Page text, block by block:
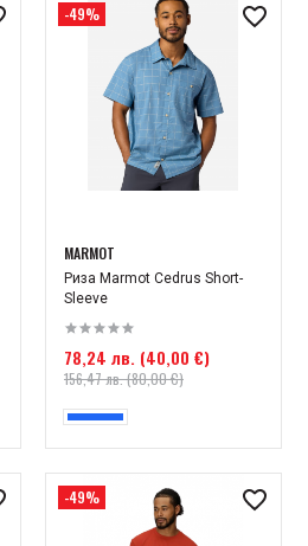
-49%
MARMOT
Риза Marmot Cedrus Short-
Sleeve
78,24 лв. (40,00 €)
156,47 лв. (80,00 €)
-49%